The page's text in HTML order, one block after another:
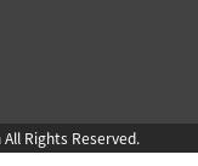
Rights Reserved.